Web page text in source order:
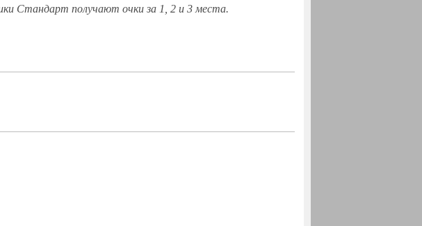
Стандарт получают очки за 1, 2 и 3 места.